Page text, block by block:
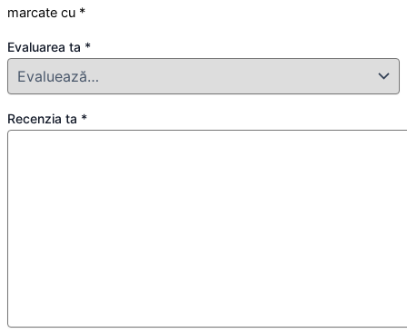
marcate cu *
Evaluarea ta *
Recenzia ta *